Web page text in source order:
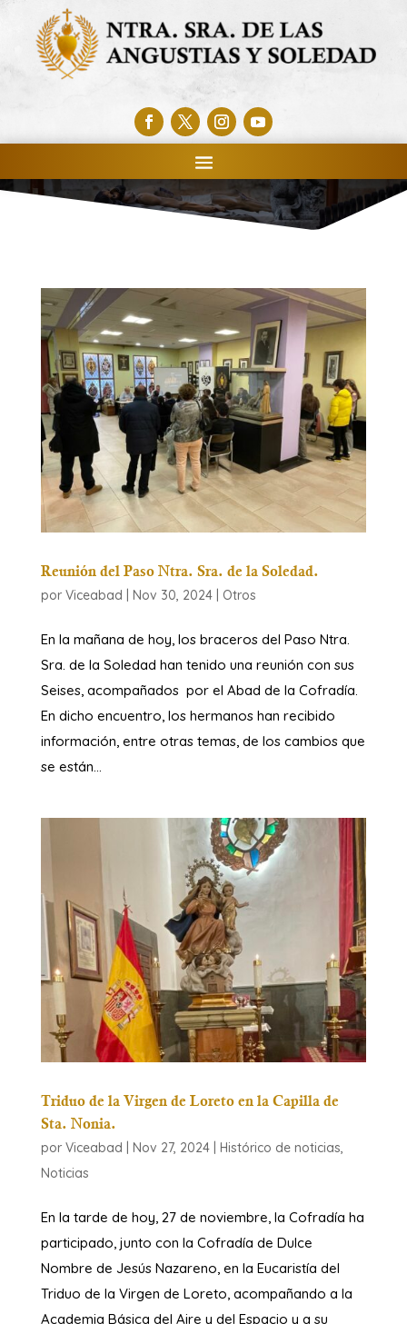
Reunión del Paso Ntra. Sra. de la Soledad.
por Viceabad Nov 30, 2024| Otros
En la mañana de hoy, los braceros del Paso Ntra.
Sra. de la Soledad han tenido una reunión con sus
Seises, acompañados por el Abad de la Cofradía.
En dicho encuentro, los hermanos han recibido
información, entre otras temas, de los cambios que
se están...
Triduo de la Virgen de Loreto en la Capilla de
Sta. Nonia.
por Viceabad Nov 27, 2024| Histórico de noticias,
Noticias
En la tarde de hoy, 27 de noviembre, la Cofradía ha
participado, junto con la Cofradía de Dulce
Nombre de Jesús Nazareno, en la Eucaristía del
Triduo de la Virgen de Loreto, acompañando a la
Academia Básica del Aire y del Espacio y a su